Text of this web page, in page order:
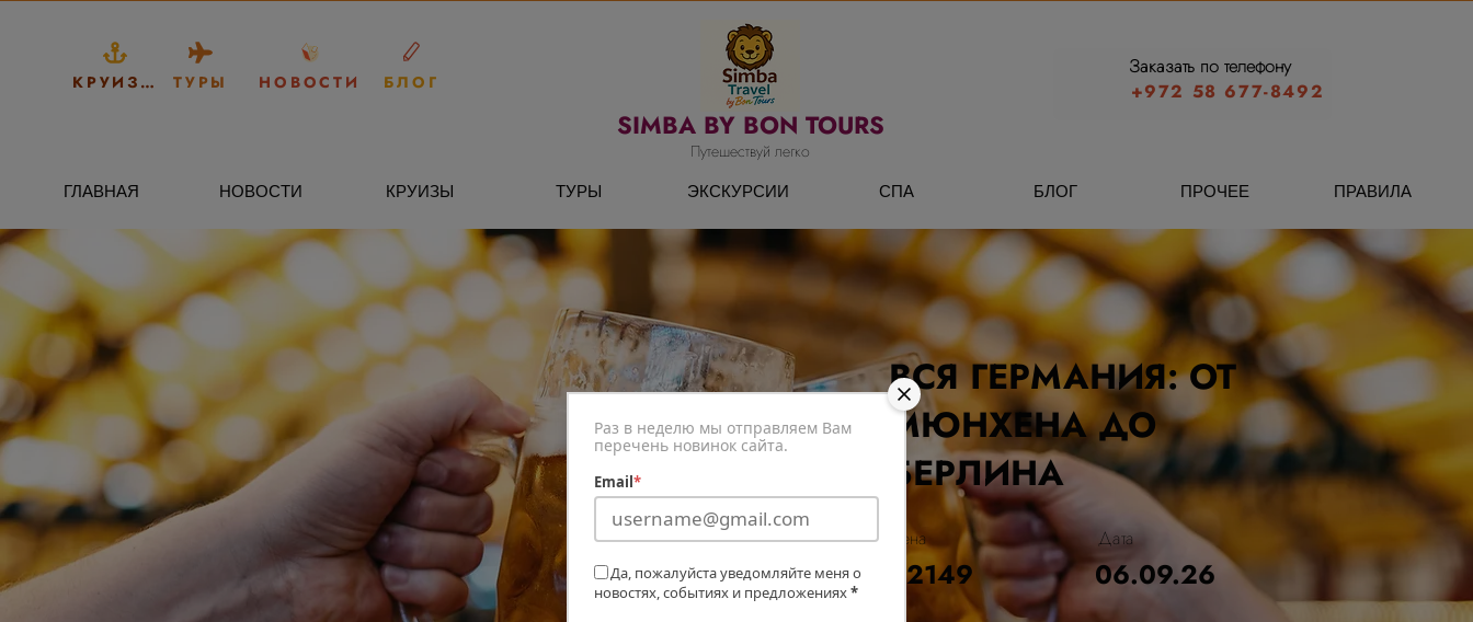
Раз в неделю мы отправляем Вам
перечень новинок сайта.
Email *
Да, пожалуйста уведомляйте меня о
новостях, событиях и предложениях*
КРУИЗЫ ТУРЫ НОВОСТИ БЛОГ
Путешествуй легко
SIMBA BY BON TOURS
+972 58 677-8492
Заказать по телефону
ГЛАВНАЯ НОВОСТИ КРУИЗЫ ТУРЫ ЭКСКУРСИИ СПА БЛОГ ПРОЧЕЕ ПРАВИЛА
ВСЯ ГЕРМАНИЯ: ОТ
МЮНХЕНА ДО
БЕРЛИНА
Цена
€2149
Дата
06.09.26